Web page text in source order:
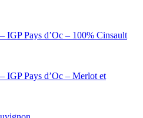
IGP Pays d’Oc – 100% Cinsault
IGP Pays d’Oc – Merlot et